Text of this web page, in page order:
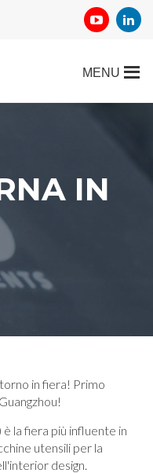
IN
in fiera! Primo
la fiera più influente in
utensili per la
design.